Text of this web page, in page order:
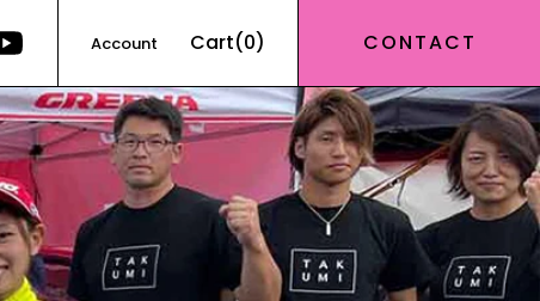
Account Cart(0) CONTACT